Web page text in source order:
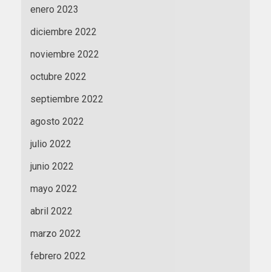
enero 2023
diciembre 2022
noviembre 2022
octubre 2022
septiembre 2022
agosto 2022
julio 2022
junio 2022
mayo 2022
abril 2022
marzo 2022
febrero 2022